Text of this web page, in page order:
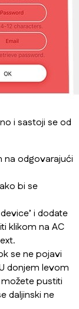
i sastoji se od
na odgovarajući
bi se
i dodate
klikom na AC
se ne pojavi
donjem levom
možete pustiti
daljinski ne